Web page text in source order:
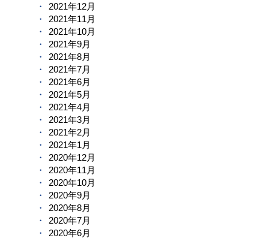
2021年12月
2021年11月
2021年10月
2021年9月
2021年8月
2021年7月
2021年6月
2021年5月
2021年4月
2021年3月
2021年2月
2021年1月
2020年12月
2020年11月
2020年10月
2020年9月
2020年8月
2020年7月
2020年6月